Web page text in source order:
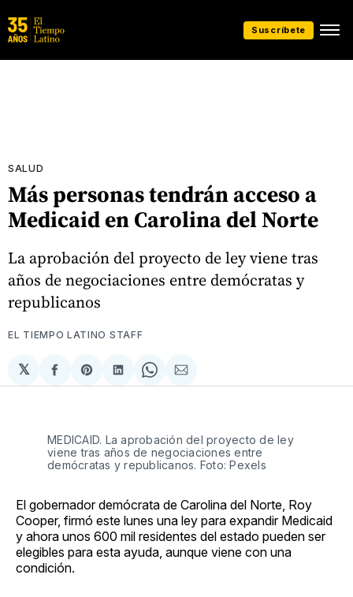
Suscríbete
SALUD
Más personas tendrán acceso a
Medicaid en Carolina del Norte
La aprobación del proyecto de ley viene tras
años de negociaciones entre demócratas y
republicanos
EL TIEMPO LATINO STAFF
𝕏
Compartir
en
Share
on
Compartir
en
Share
on
Compartir
via
MEDICAID. La aprobación del proyecto de ley
viene tras años de negociaciones entre
demócratas y republicanos. Foto: Pexels
El gobernador demócrata de Carolina del Norte, Roy
Cooper, firmó este lunes una ley para expandir Medicaid
y ahora unos 600 mil residentes del estado pueden ser
elegibles para esta ayuda, aunque viene con una
condición.